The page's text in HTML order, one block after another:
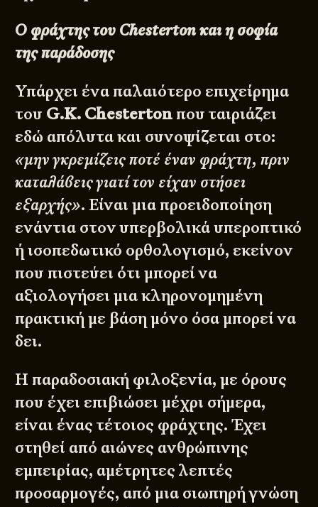
Ο φράχτης του Chesterton και η σοφία
της παράδοσης
Υπάρχει ένα παλαιότερο επιχείρημα
του G.K. Chesterton που ταιριάζει
εδώ απόλυτα και συνοψίζεται στο:
«μην γκρεμίζεις ποτέ έναν φράχτη, πριν
καταλάβεις γιατί τον είχαν στήσει
εξαρχής». Είναι μια προειδοποίηση
ενάντια στον υπερβολικά υπεροπτικό
ή ισοπεδωτικό ορθολογισμό, εκείνον
που πιστεύει ότι μπορεί να
αξιολογήσει μια κληρονομημένη
πρακτική με βάση μόνο όσα μπορεί να
δει.
Η παραδοσιακή φιλοξενία, με όρους
που έχει επιβιώσει μέχρι σήμερα,
είναι ένας τέτοιος φράχτης. Έχει
στηθεί από αιώνες ανθρώπινης
εμπειρίας, αμέτρητες λεπτές
προσαρμογές, από μια σιωπηρή γνώση